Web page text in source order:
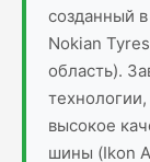
созданный
Nokian
область).
высокое
шины (Ikon